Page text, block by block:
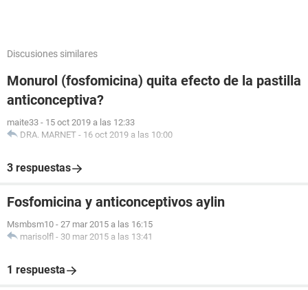
Discusiones similares
Monurol (fosfomicina) quita efecto de la pastilla
anticonceptiva?
maite33 - 15 oct 2019 a las 12:33
DRA. MARNET - 16 oct 2019 a las 10:00
3 respuestas
Fosfomicina y anticonceptivos aylin
Msmbsm10 - 27 mar 2015 a las 16:15
marisolfl - 30 mar 2015 a las 13:41
1 respuesta